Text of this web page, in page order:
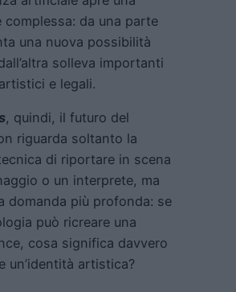
complessa: da una parte
una nuova possibilità
solleva importanti
e legali.
, quindi, il futuro del
riguarda soltanto la
di riportare in scena
o un interprete, ma
domanda più profonda: se
può ricreare una
cosa significa davvero
un’identità artistica?